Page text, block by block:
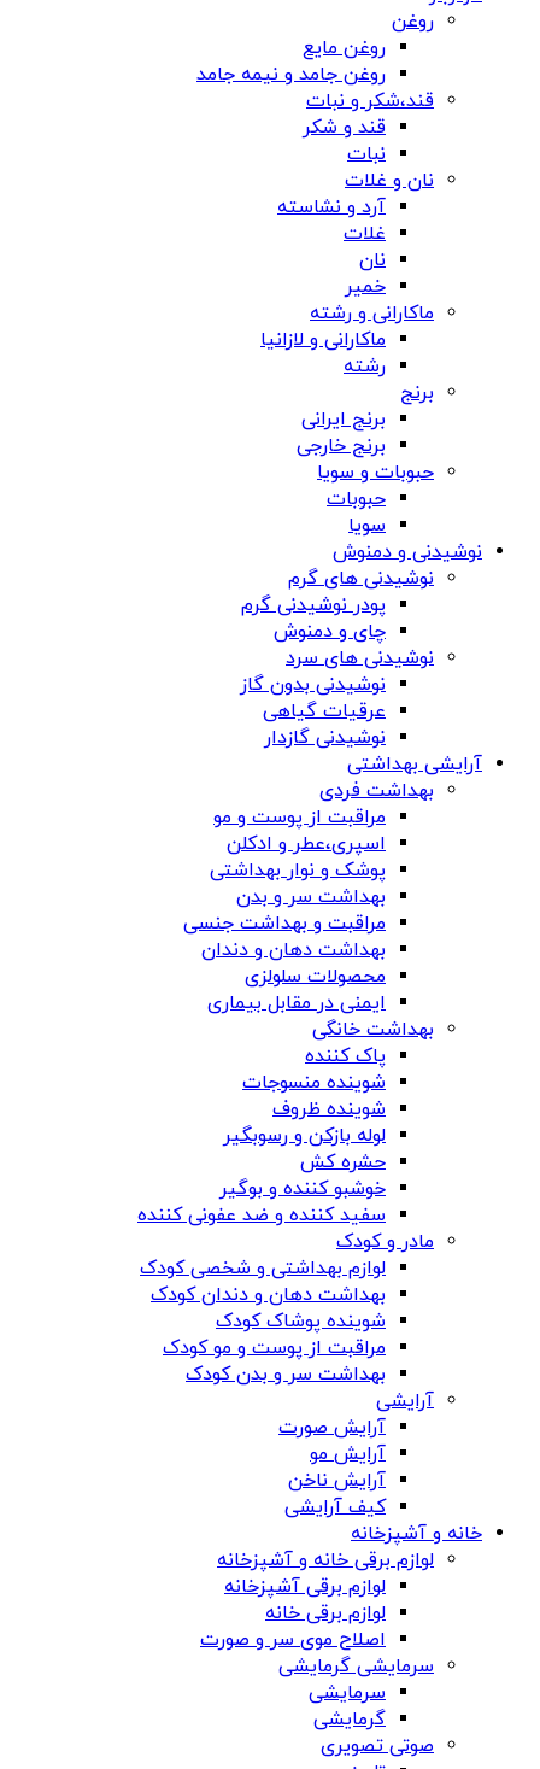
روغن
روغن مایع
روغن جامد و نیمه جامد
قند،شکر و نبات
قند و شکر
نبات
نان و غلات
آرد و نشاسته
غلات
نان
خمیر
ماکارانی و رشته
ماکارانی و لازانیا
رشته
برنج
برنج ایرانی
برنج خارجی
حبوبات و سویا
حبوبات
سویا
نوشیدنی و دمنوش
نوشیدنی های گرم
پودر نوشیدنی گرم
چای و دمنوش
نوشیدنی های سرد
نوشیدنی بدون گاز
عرقیات گیاهی
نوشیدنی گازدار
آرایشی بهداشتی
بهداشت فردی
مراقبت از پوست و مو
اسپری،عطر و ادکلن
پوشک و نوار بهداشتی
بهداشت سر و بدن
مراقبت و بهداشت جنسی
بهداشت دهان و دندان
محصولات سلولزی
ایمنی در مقابل بیماری
بهداشت خانگی
پاک کننده
شوینده منسوجات
شوینده ظروف
لوله بازکن و رسوبگیر
حشره کش
خوشبو کننده و بوگیر
سفید کننده و ضد عفونی کننده
مادر و کودک
لوازم بهداشتی و شخصی کودک
بهداشت دهان و دندان کودک
شوینده پوشاک کودک
مراقبت از پوست و مو کودک
بهداشت سر و بدن کودک
آرایشی
آرایش صورت
آرایش مو
آرایش ناخن
کیف آرایشی
خانه و آشپزخانه
لوازم برقی خانه و آشپزخانه
لوازم برقی آشپزخانه
لوازم برقی خانه
اصلاح موی سر و صورت
سرمایشی گرمایشی
سرمایشی
گرمایشی
صوتی تصویری